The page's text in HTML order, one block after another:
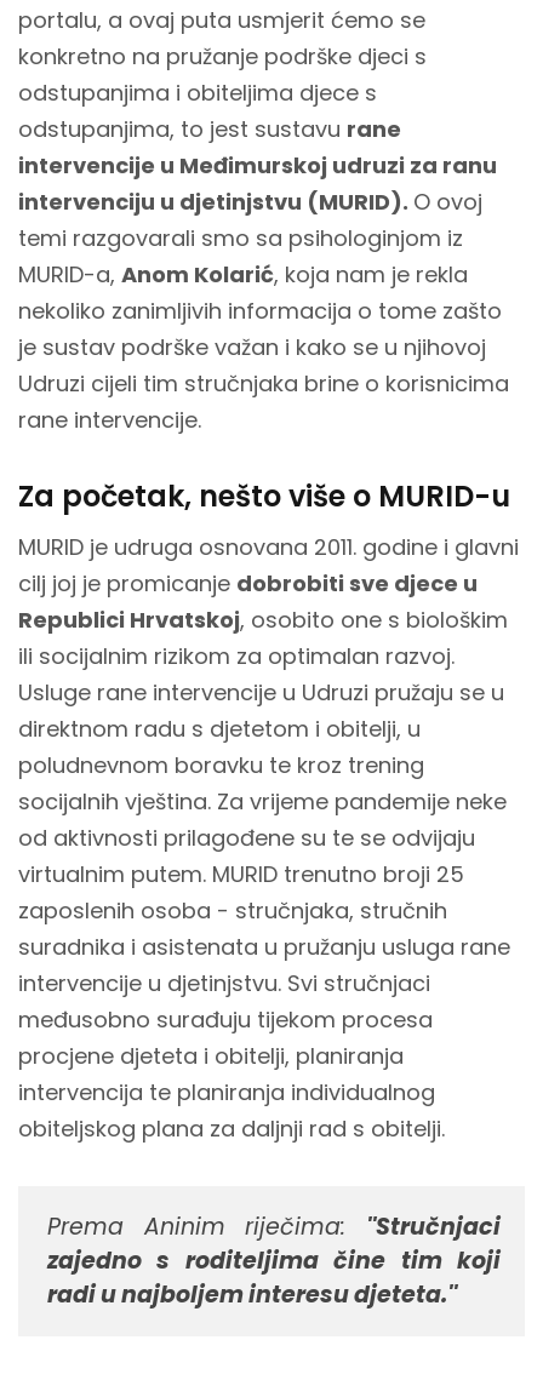
portalu, a ovaj puta usmjerit ćemo se
konkretno na pružanje podrške djeci s
odstupanjima i obiteljima djece s
odstupanjima, to jest sustavu rane
intervencije u Međimurskoj udruzi za ranu
intervenciju u djetinjstvu (MURID). O ovoj
temi razgovarali smo sa psihologinjom iz
MURID-a, Anom Kolarić, koja nam je rekla
nekoliko zanimljivih informacija o tome zašto
je sustav podrške važan i kako se u njihovoj
Udruzi cijeli tim stručnjaka brine o korisnicima
rane intervencije.
Za početak, nešto više o MURID-u
MURID je udruga osnovana 2011. godine i glavni
cilj joj je promicanje dobrobiti sve djece u
Republici Hrvatskoj, osobito one s biološkim
ili socijalnim rizikom za optimalan razvoj.
Usluge rane intervencije u Udruzi pružaju se u
direktnom radu s djetetom i obitelji, u
poludnevnom boravku te kroz trening
socijalnih vještina. Za vrijeme pandemije neke
od aktivnosti prilagođene su te se odvijaju
virtualnim putem. MURID trenutno broji 25
zaposlenih osoba - stručnjaka, stručnih
suradnika i asistenata u pružanju usluga rane
intervencije u djetinjstvu. Svi stručnjaci
međusobno surađuju tijekom procesa
procjene djeteta i obitelji, planiranja
intervencija te planiranja individualnog
obiteljskog plana za daljnji rad s obitelji.
Prema Aninim riječima:
''Stručnjaci
zajedno s roditeljima čine tim koji
radi u najboljem interesu djeteta.''